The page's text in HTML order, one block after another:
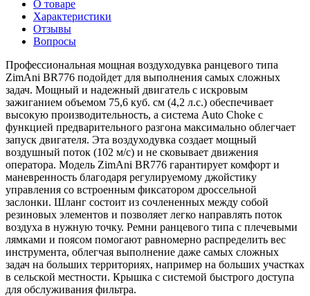
О товаре
Характеристики
Отзывы
Вопросы
Профессиональная мощная воздуходувка ранцевого типа
ZimAni BR776 подойдет для выполнения самых сложных
задач. Мощный и надежный двигатель с искровым
зажиганием объемом 75,6 куб. см (4,2 л.с.) обеспечивает
высокую производительность, а система Auto Choke с
функцией предварительного разгона максимально облегчает
запуск двигателя. Эта воздуходувка создает мощный
воздушный поток (102 м/с) и не сковывает движения
оператора. Модель ZimAni BR776 гарантирует комфорт и
маневренность благодаря регулируемому джойстику
управления со встроенным фиксатором дроссельной
заслонки. Шланг состоит из сочлененных между собой
резиновых элементов и позволяет легко направлять поток
воздуха в нужную точку. Ремни ранцевого типа с плечевыми
лямками и поясом помогают равномерно распределить вес
инструмента, облегчая выполнение даже самых сложных
задач на больших территориях, например на больших участках
в сельской местности. Крышка с системой быстрого доступа
для обслуживания фильтра.